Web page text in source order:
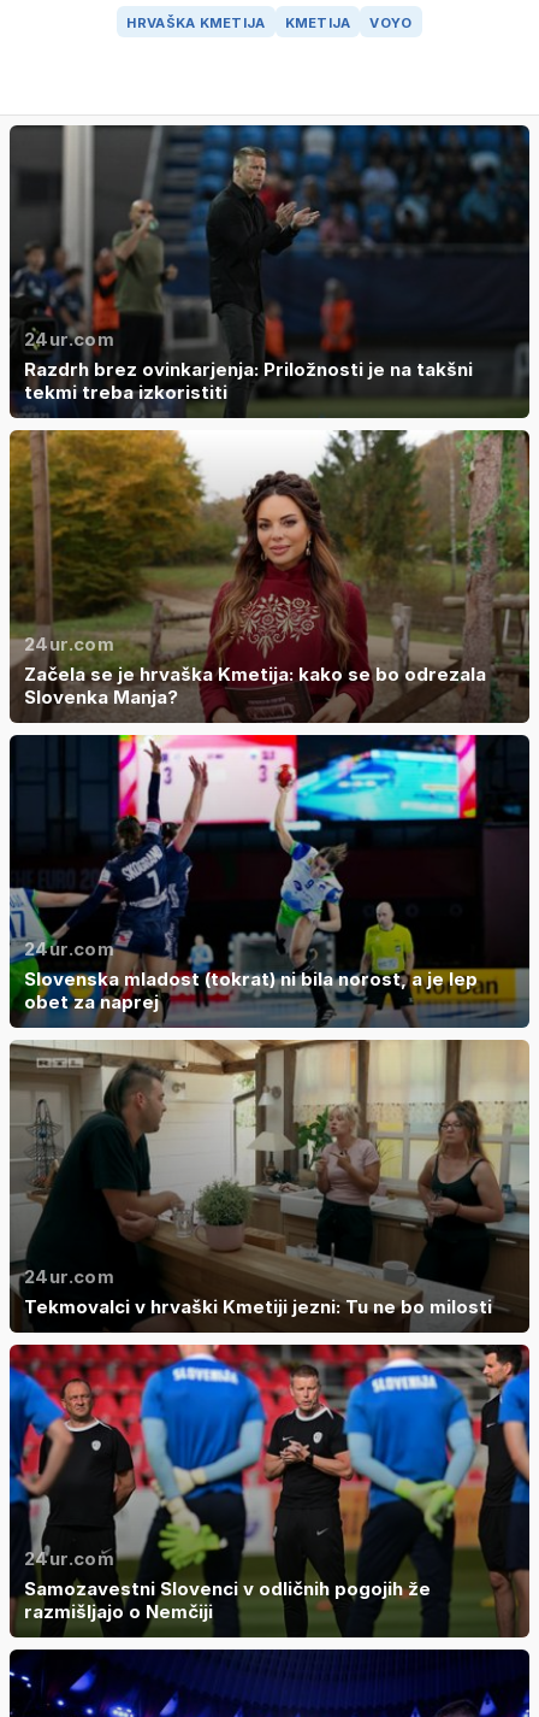
HRVAŠKA KMETIJA KMETIJA VOYO
24ur.com
Razdrh brez ovinkarjenja: Priložnosti je na takšni
tekmi treba izkoristiti
24ur.com
Začela se je hrvaška Kmetija: kako se bo odrezala
Slovenka Manja?
24ur.com
Slovenska mladost (tokrat) ni bila norost, a je lep
obet za naprej
24ur.com
Tekmovalci v hrvaški Kmetiji jezni: Tu ne bo milosti
24ur.com
Samozavestni Slovenci v odličnih pogojih že
razmišljajo o Nemčiji